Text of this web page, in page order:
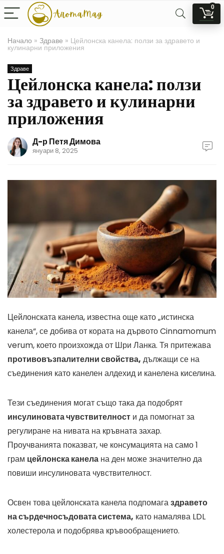
0
Начало » Здраве » Цейлонска канела: ползи за здравето и
кулинарни приложения
Здраве
Цейлонска канела: ползи
за здравето и кулинарни
приложения
Д-р Петя Димова
януари 8, 2025
Цейлонската канела, известна още като „истинска
канела“, се добива от кората на дървото Cinnamomum
verum, което произхожда от Шри Ланка. Тя притежава
противовъзпалителни свойства, дължащи се на
съединения като канелен алдехид и канелена киселина.
Тези съединения могат също така да подобрят
инсулиновата чувствителност и да помогнат за
регулиране на нивата на кръвната захар.
Проучванията показват, че консумацията на само 1
грам цейлонска канела на ден може значително да
повиши инсулиновата чувствителност.
Освен това цейлонската канела подпомагаздравето
на сърдечносъдовата система, като намалява LDL
холестерола и подобрява кръвообращението.